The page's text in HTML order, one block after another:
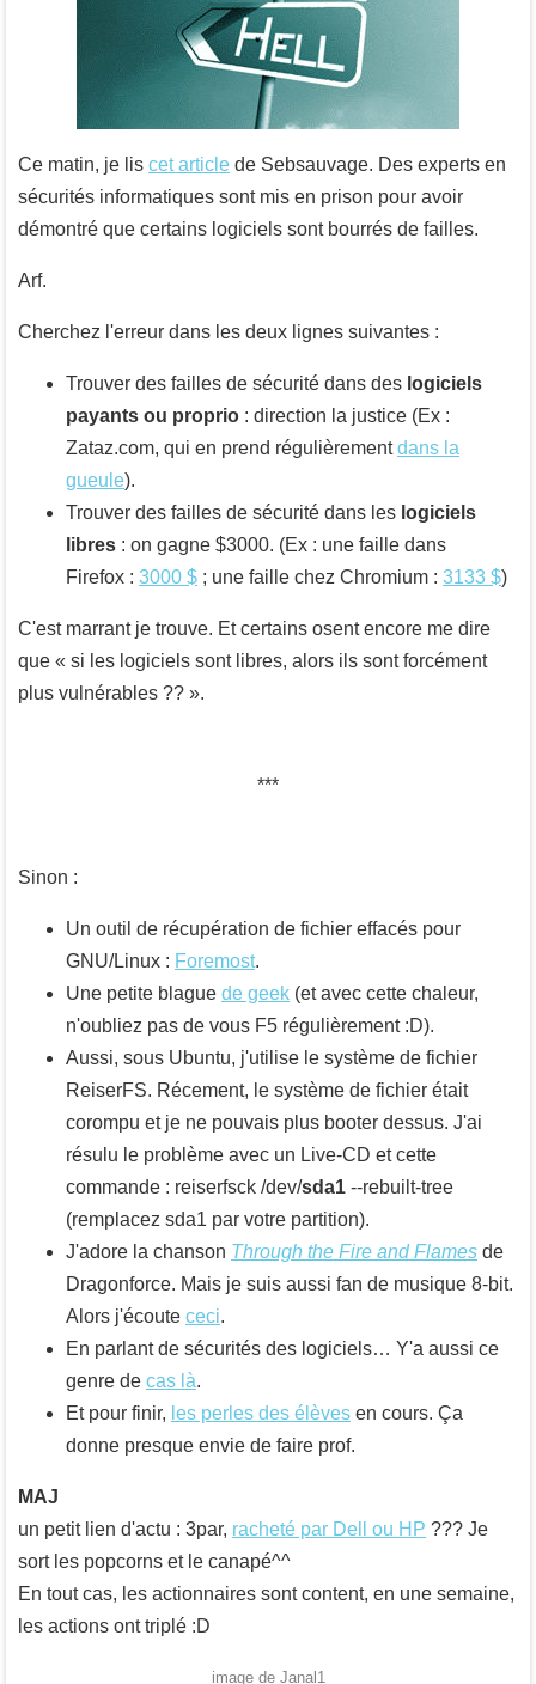
Ce matin, je lis cet article de Sebsauvage. Des experts en
sécurités informatiques sont mis en prison pour avoir
démontré que certains logiciels sont bourrés de failles.
Arf.
Cherchez l'erreur dans les deux lignes suivantes :
Trouver des failles de sécurité dans des logiciels
payants ou proprio : direction la justice (Ex :
Zataz.com, qui en prend régulièrementdans la
gueule).
Trouver des failles de sécurité dans les logiciels
libres : on gagne $3000. (Ex : une faille dans
Firefox : 3000 $ ; une faille chez Chromium : 3133 $)
C'est marrant je trouve. Et certains osent encore me dire
que « si les logiciels sont libres, alors ils sont forcément
plus vulnérables ?? ».
Sinon :
Un outil de récupération de fichier effacés pour
GNU/Linux : Foremost.
Une petite blague de geek (et avec cette chaleur,
n'oubliez pas de vous F5 régulièrement :D).
Aussi, sous Ubuntu, j'utilise le système de fichier
ReiserFS. Récement, le système de fichier était
corompu et je ne pouvais plus booter dessus. J'ai
résulu le problème avec un Live-CD et cette
commande : reiserfsck /dev/sda1 --rebuilt-tree
(remplacez sda1 par votre partition).
J'adore la chanson Through the Fire and Flames de
Dragonforce. Mais je suis aussi fan de musique 8-bit.
Alors j'écoute ceci.
En parlant de sécurités des logiciels… Y'a aussi ce
genre de cas là.
Et pour finir, les perles des élèves en cours. Ça
donne presque envie de faire prof.
MAJ
un petit lien d'actu : 3par, racheté par Dell ou HP ??? Je
sort les popcorns et le canapé^^
En tout cas, les actionnaires sont content, en une semaine,
les actions ont triplé :D
image de Janal1